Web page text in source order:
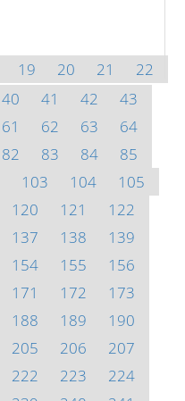
19 20 21
22
40 41 42
43
61 62 63
64
82 83 84
85
103 104
105
120 121
122
137 138
139
154 155
156
171 172
173
188 189
190
205 206
207
222 223
224